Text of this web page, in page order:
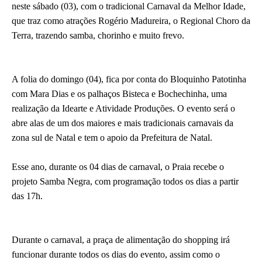
neste sábado (03), com o tradicional Carnaval da Melhor Idade,
que traz como atrações Rogério Madureira, o Regional Choro da
Terra, trazendo samba, chorinho e muito frevo.
A folia do domingo (04), fica por conta do Bloquinho Patotinha
com Mara Dias e os palhaços Bisteca e Bochechinha, uma
realização da Idearte e Atividade Produções. O evento será o
abre alas de um dos maiores e mais tradicionais carnavais da
zona sul de Natal e tem o apoio da Prefeitura de Natal.
Esse ano, durante os 04 dias de carnaval, o Praia recebe o
projeto Samba Negra, com programação todos os dias a partir
das 17h.
Durante o carnaval, a praça de alimentação do shopping irá
funcionar durante todos os dias do evento, assim como o